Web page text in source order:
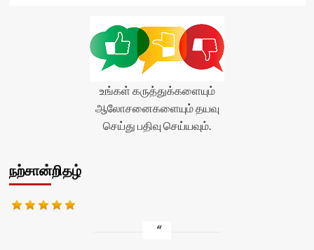
உங்கள் கருத்துக்களையும்
ஆலோசனைகளையும் தயவு
செய்து பதிவு செய்யவும்.
நற்சான்றிதழ்